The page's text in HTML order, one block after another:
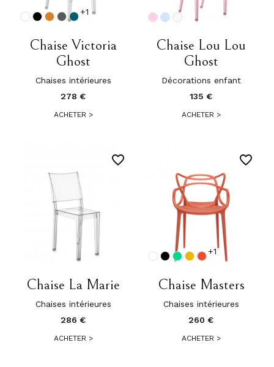
+1
Chaise Victoria
Ghost
Chaises intérieures
278 €
ACHETER >
Chaise Lou Lou
Ghost
Décorations enfant
135 €
ACHETER >
Chaise La Marie
Chaises intérieures
286 €
ACHETER >
favorite_border
+1
Chaise Masters
Chaises intérieures
260 €
ACHETER >
favorite_border